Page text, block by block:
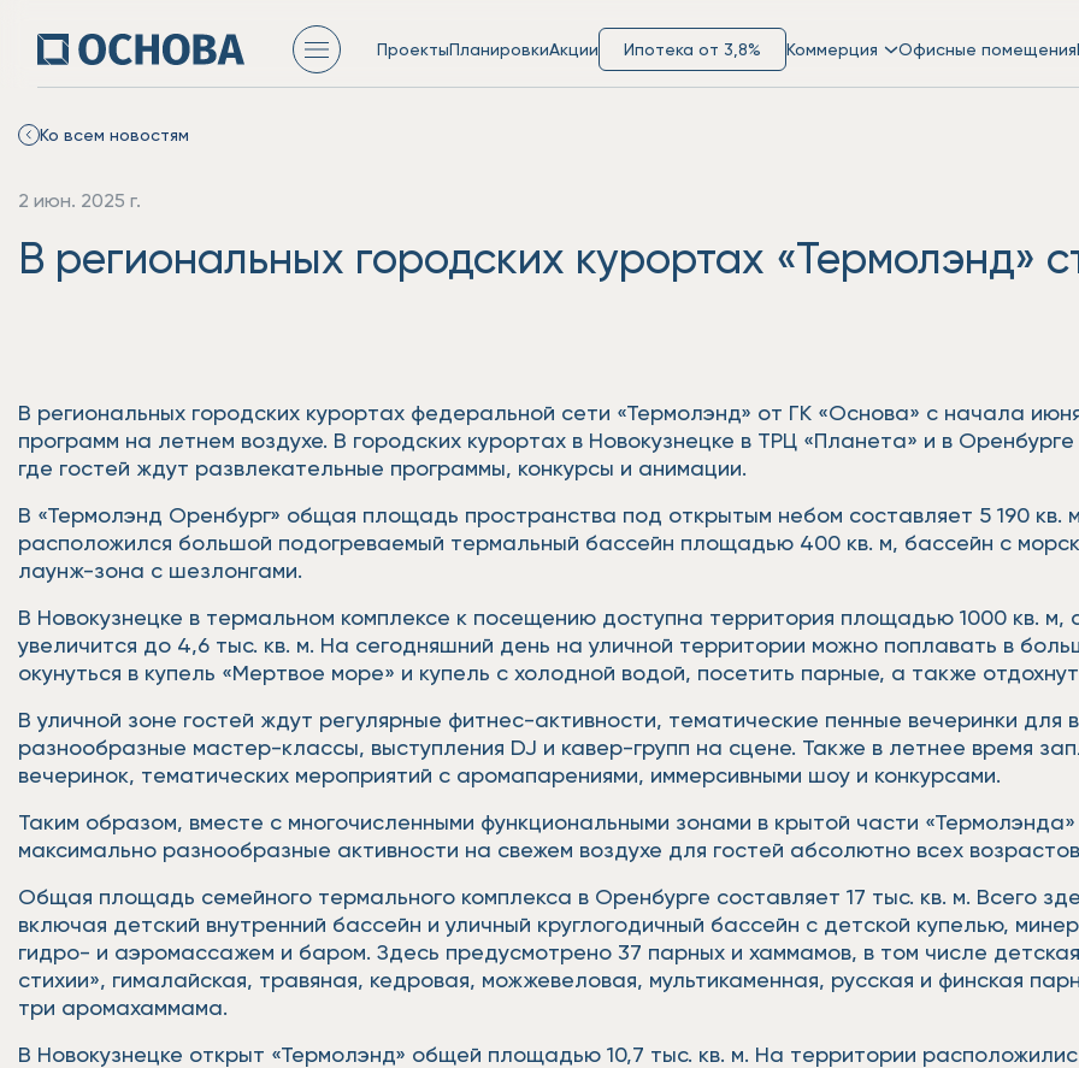
ПроектыПланировкиАкции Ипотека от 3,8% Коммерция Офисные помещения
Ко всем новостям
2 июн. 2025 г.
В региональных городских курортах «Термолэнд»
В региональных городских курортах федеральной сети «Термолэнд» от ГК «Основа» с начала
программ на летнем воздухе. В городских курортах в Новокузнецке в ТРЦ «Планета» и в
где гостей ждут развлекательные программы, конкурсы и анимации.
В «Термолэнд Оренбург» общая площадь пространства под открытым небом составляет 5 190 кв.
расположился большой подогреваемый термальный бассейн площадью 400 кв. м, бассейн с
лаунж-зона с шезлонгами.
В Новокузнецке в термальном комплексе к посещению доступна территория площадью 1000 кв. м,
увеличится до 4,6 тыс. кв. м. На сегодняшний день на уличной территории можно поплавать в
окунуться в купель «Мертвое море» и купель с холодной водой, посетить парные, а также
В уличной зоне гостей ждут регулярные фитнес-активности, тематические пенные вечеринки
разнообразные мастер-классы, выступления DJ и кавер-групп на сцене. Также в летнее время
вечеринок, тематических мероприятий с аромапарениями, иммерсивными шоу и конкурсами.
Таким образом, вместе с многочисленными функциональными зонами в крытой части
максимально разнообразные активности на свежем воздухе для гостей абсолютно всех
Общая площадь семейного термального комплекса в Оренбурге составляет 17 тыс. кв. м. Всего
включая детский внутренний бассейн и уличный круглогодичный бассейн с детской купелью,
гидро- и аэромассажем и баром. Здесь предусмотрено 37 парных и хаммамов, в том числе
стихии», гималайская, травяная, кедровая, можжевеловая, мультикаменная, русская и финская
три аромахаммама.
В Новокузнецке открыт «Термолэнд» общей площадью 10,7 тыс. кв. м. На территории